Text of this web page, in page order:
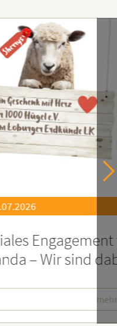
für
dabei!